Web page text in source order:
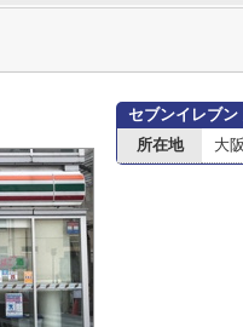
セブンイレブン
所在地
大